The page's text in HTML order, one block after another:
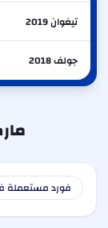
تيغوان 2019
جولف 2018
فورد مستعملة